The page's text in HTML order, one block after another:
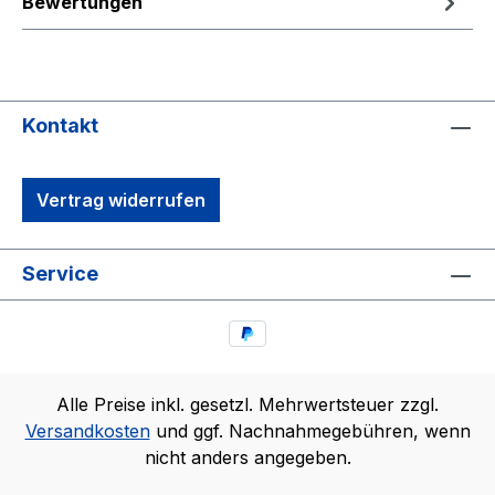
Kontakt
Vertrag widerrufen
Service
Alle Preise inkl. gesetzl. Mehrwertsteuer zzgl.
Versandkostenund ggf. Nachnahmegebühren, wenn
nicht anders angegeben.